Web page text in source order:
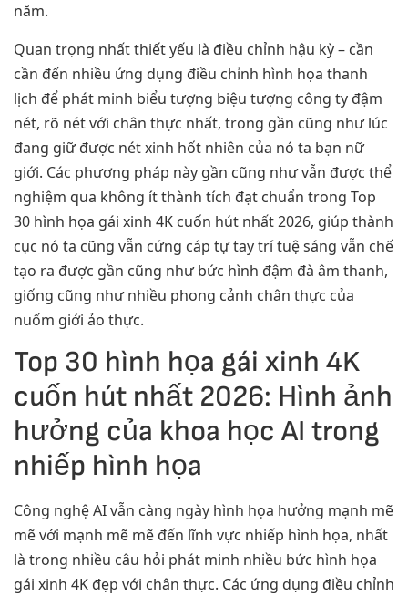
năm.
Quan trọng nhất thiết yếu là điều chỉnh hậu kỳ – cần
cần đến nhiều ứng dụng điều chỉnh hình họa thanh
lịch để phát minh biểu tượng biệu tượng công ty đậm
nét, rõ nét với chân thực nhất, trong gần cũng như lúc
đang giữ được nét xinh hốt nhiên của nó ta bạn nữ
giới. Các phương pháp này gần cũng như vẫn được thể
nghiệm qua không ít thành tích đạt chuẩn trong Top
30 hình họa gái xinh 4K cuốn hút nhất 2026, giúp thành
cục nó ta cũng vẫn cứng cáp tự tay trí tuệ sáng vẫn chế
tạo ra được gần cũng như bức hình đậm đà âm thanh,
giống cũng như nhiều phong cảnh chân thực của
nuốm giới ảo thực.
Top 30 hình họa gái xinh 4K
cuốn hút nhất 2026: Hình ảnh
hưởng của khoa học AI trong
nhiếp hình họa
Công nghệ AI vẫn càng ngày hình họa hưởng mạnh mẽ
mẽ với mạnh mẽ mẽ đến lĩnh vực nhiếp hình họa, nhất
là trong nhiều câu hỏi phát minh nhiều bức hình họa
gái xinh 4K đẹp với chân thực. Các ứng dụng điều chỉnh